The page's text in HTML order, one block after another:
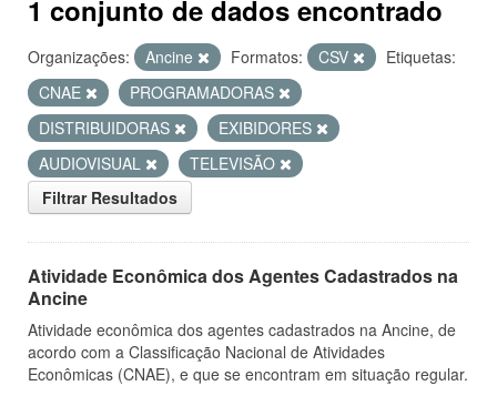
1 conjunto de dados encontrado
Organizações: Ancine Formatos: CSV
Etiquetas:
CNAE
PROGRAMADORAS
DISTRIBUIDORAS
EXIBIDORES
AUDIOVISUAL
TELEVISÃO
Filtrar Resultados
Atividade Econômica dos Agentes Cadastrados na
Ancine
Atividade econômica dos agentes cadastrados na Ancine, de
acordo com a Classificação Nacional de Atividades
Econômicas (CNAE), e que se encontram em situação regular.